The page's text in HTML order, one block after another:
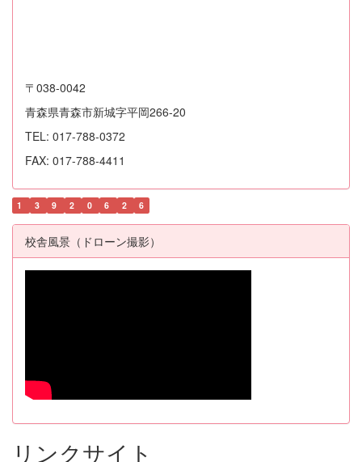
〒038-0042
青森県青森市新城字平岡266-20
TEL: 017-788-0372
FAX: 017-788-4411
1 3 9 2 0 6 2 6
校舎風景（ドローン撮影）
リンクサイト